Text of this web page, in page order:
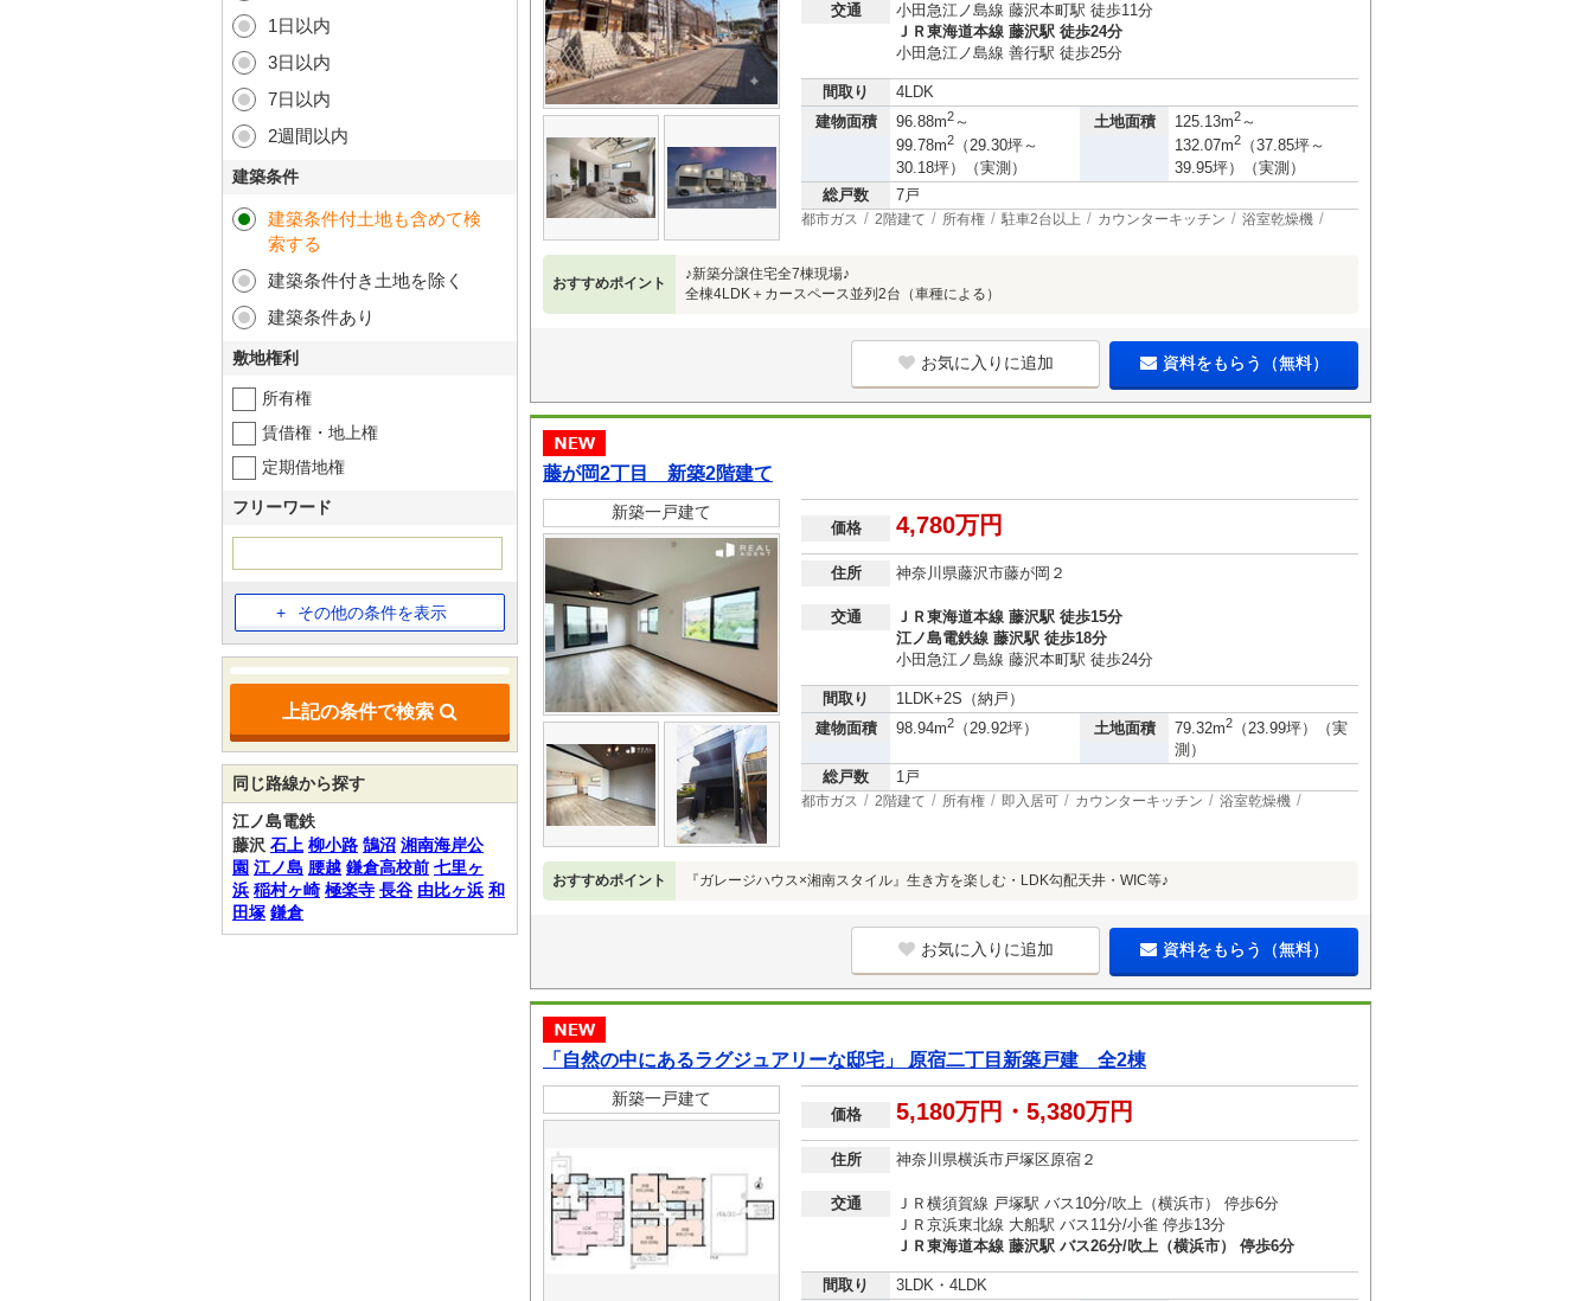
交通
小田急江ノ島線 藤沢本町駅 徒歩11分
ＪＲ東海道本線 藤沢駅 徒歩24分
小田急江ノ島線 善行駅 徒歩25分
間取り
4LDK
建物面積
96.88m2～
99.78m2
（29.30坪～
30.18坪）（実測）
土地面積 125.13m2～
132.07m2
（37.85坪～
39.95坪）（実測）
総戸数
7戸
都市ガス 2階建て 所有権 駐車2台以上 カウンターキッチン 浴室乾燥機
おすすめポイント
♪新築分譲住宅全7棟現場♪
全棟4LDK＋カースペース並列2台（車種による）
お気に入りに追加 資料をもらう（無料）
藤が岡2丁目 新築2階建て
新築一戸建て
価格 4,780万円
住所 神奈川県藤沢市藤が岡２
交通
ＪＲ東海道本線 藤沢駅 徒歩15分
江ノ島電鉄線 藤沢駅 徒歩18分
小田急江ノ島線 藤沢本町駅 徒歩24分
間取り
1LDK+2S（納戸）
建物面積
98.94m2 （29.92坪） 土地面積 79.32m2
（23.99坪）（実
測）
総戸数
1戸
都市ガス 2階建て 所有権 即入居可 カウンターキッチン 浴室乾燥機
おすすめポイント 『ガレージハウス×湘南スタイル』生き方を楽しむ・LDK勾配天井・WIC等♪
お気に入りに追加 資料をもらう（無料）
「自然の中にあるラグジュアリーな邸宅」 原宿二丁目新築戸建 全2棟
新築一戸建て
価格 5,180万円・5,380万円
住所 神奈川県横浜市戸塚区原宿２
交通
ＪＲ横須賀線 戸塚駅 バス10分/吹上（横浜市） 停歩6分
ＪＲ京浜東北線 大船駅 バス11分/小雀 停歩13分
ＪＲ東海道本線 藤沢駅 バス26分/吹上（横浜市） 停歩6分
間取り
3LDK・4LDK
1日以内
3日以内
7日以内
2週間以内
建築条件
建築条件付土地も含めて検
索する
建築条件付き土地を除く
建築条件あり
敷地権利
所有権
賃借権・地上権
定期借地権
フリーワード
その他の条件を表示
上記の条件で検索
同じ路線から探す
江ノ島電鉄
藤沢 石上 柳小路 鵠沼 湘南海岸公
園 江ノ島 腰越 鎌倉高校前 七里ヶ
浜 稲村ヶ崎 極楽寺 長谷 由比ヶ浜 和
田塚 鎌倉